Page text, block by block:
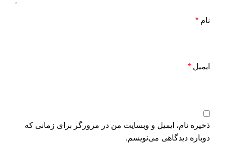
نام *
ایمیل *
ذخیره نام، ایمیل و وبسایت من در مرورگر برای زمانی که
دوباره دیدگاهی می‌نویسم.